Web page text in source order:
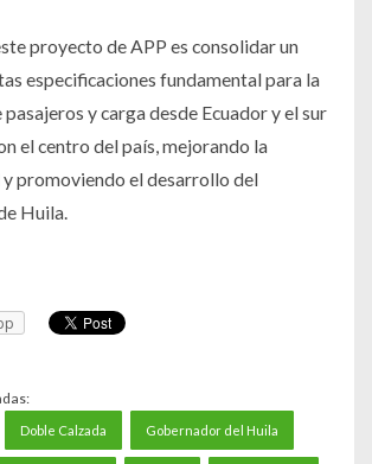
proyecto de APP es consolidar un
especificaciones fundamental para la
y carga desde Ecuador y el sur
el centro del país, mejorando la
promoviendo el desarrollo del
Huila.
Doble Calzada Gobernador del Huila